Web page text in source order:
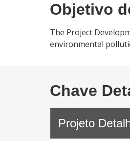
Objetivo
The Project
environmental
Chave
Projeto